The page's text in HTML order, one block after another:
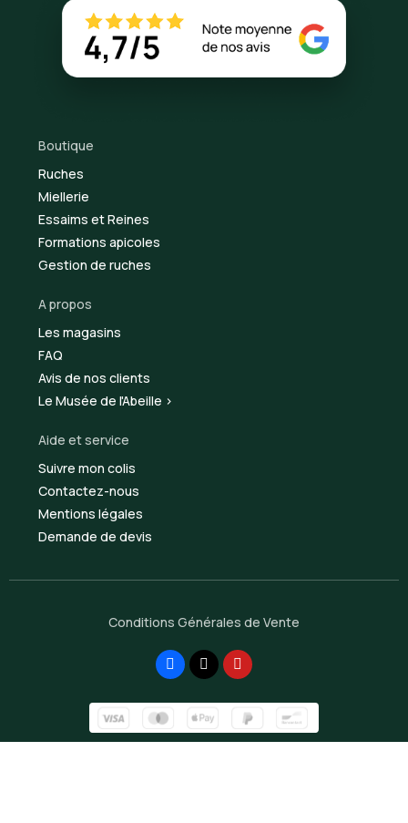
Boutique
Ruches
Miellerie
Essaims et Reines
Formations apicoles
Gestion de ruches
A propos
Les magasins
FAQ
Avis de nos clients
Le Musée de l'Abeille >
Aide et service
Suivre mon colis
Contactez-nous
Mentions légales
Demande de devis
Conditions Générales de Vente